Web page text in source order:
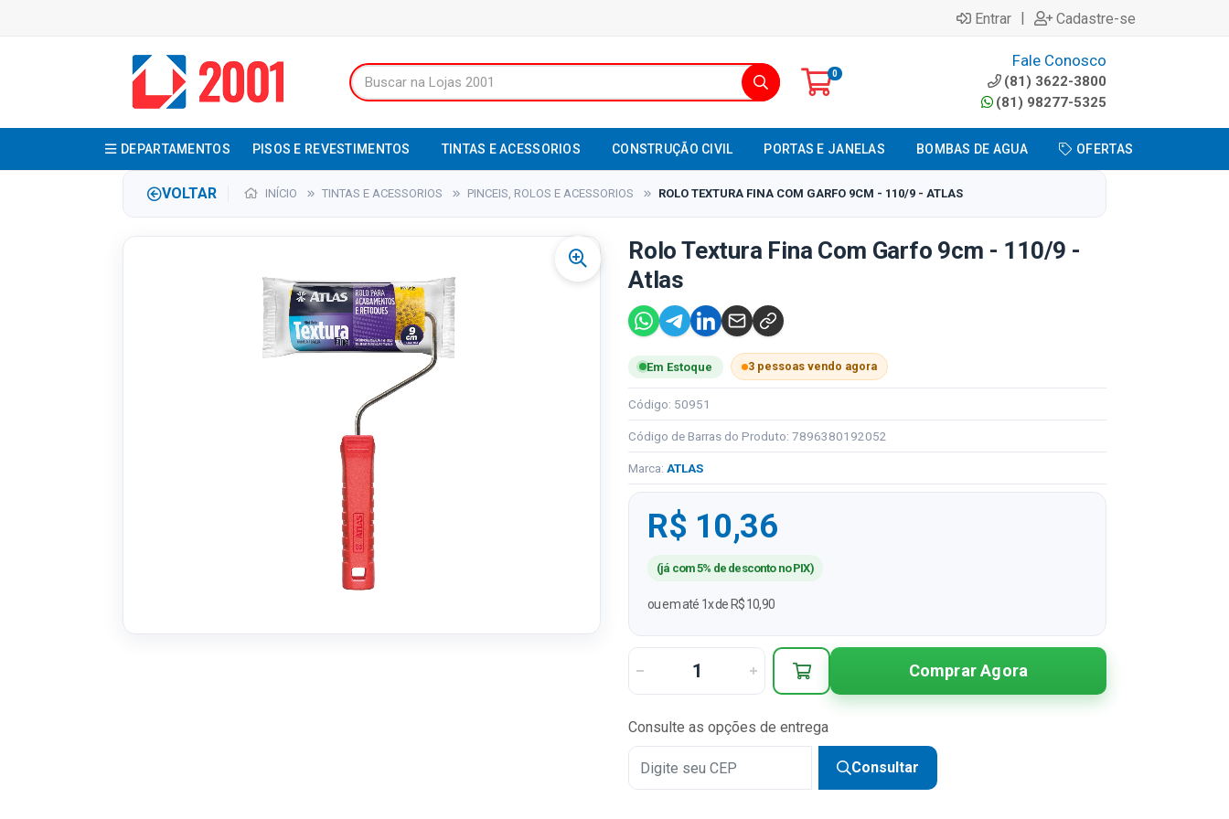
Entrar | Cadastre-se
0
Fale Conosco
(81) 3622-3800
(81) 98277-5325
DEPARTAMENTOS PISOS E REVESTIMENTOS TINTAS E ACESSORIOS CONSTRUÇÃO CIVIL PORTAS E JANELAS BOMBAS DE AGUA OFERTAS
VOLTAR INÍCIO TINTAS E ACESSORIOS PINCEIS, ROLOS E ACESSORIOS ROLO TEXTURA FINA COM GARFO 9CM - 110/9 - ATLAS
Rolo Textura Fina Com Garfo 9cm - 110/9 -
Atlas
Em Estoque 3 pessoas vendo agora
Código: 50951
Código de Barras do Produto: 7896380192052
Marca: ATLAS
R$ 10,36
(já com 5% de desconto no PIX)
ou em até 1x de R$ 10,90
Comprar Agora
Consulte as opções de entrega
Consultar